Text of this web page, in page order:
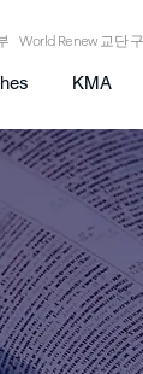
KMA
World Renew 교단